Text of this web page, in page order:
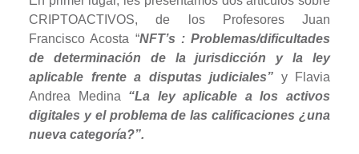
CRIPTOACTIVOS, de los Profesores Juan
Francisco Acosta “NFT’s : Problemas/dificultades
de determinación de la jurisdicción y la ley
aplicable frente a disputas judiciales” y Flavia
Andrea Medina “La ley aplicable a los activos
digitales y el problema de las calificaciones ¿una
nueva categoría?”.